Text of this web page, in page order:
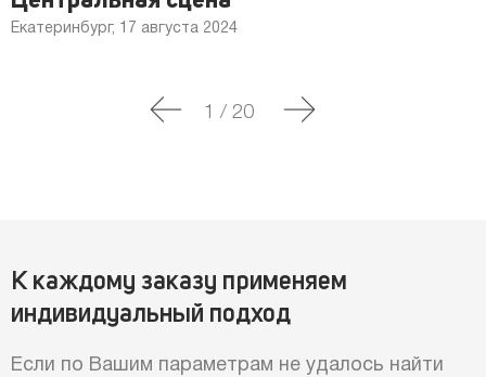
Екатеринбург, 17 августа 2024
1 / 20
К каждому заказу применяем
индивидуальный подход
Если по Вашим параметрам не удалось найти